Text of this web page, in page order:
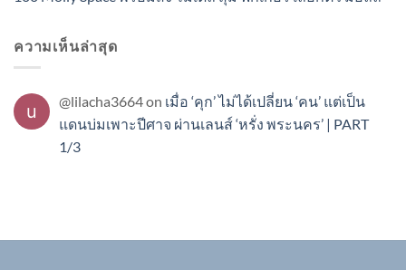
ความเห็นล่าสุด
@lilacha3664on เมื่อ ‘คุก’ ไม่ได้เปลี่ยน ‘คน’ แต่เป็น
แดนบ่มเพาะปีศาจ ผ่านเลนส์ ‘หรั่ง พระนคร’ | PART
1/3